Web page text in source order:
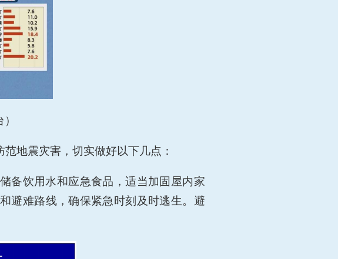
地震灾害，切实做好以下几点：
备饮用水和应急食品，适当加固屋内家
避难路线，确保紧急时刻及时逃生。避